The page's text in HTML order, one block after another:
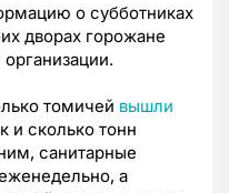
о субботниках
дворах горожане
томичей вышли
и сколько тонн
санитарные
а